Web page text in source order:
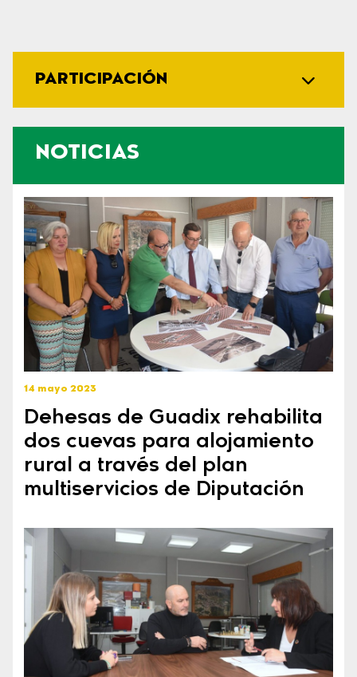
PARTICIPACIÓN
NOTICIAS
14 mayo 2023
Dehesas de Guadix rehabilita
dos cuevas para alojamiento
rural a través del plan
multiservicios de Diputación